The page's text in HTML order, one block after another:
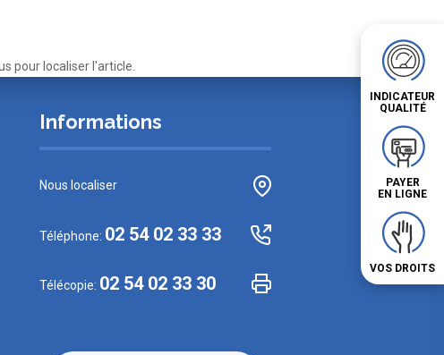
pour localiser l'article.
Informations
Nous localiser
Téléphone: 02 54 02 33 33
Télécopie: 02 54 02 33 30
INDICATEUR
QUALITÉ
PAYER
EN LIGNE
VOS DROITS